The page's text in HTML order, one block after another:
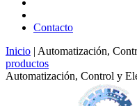
Contacto
Inicio | Automatización,
productos
Automatización, Control y